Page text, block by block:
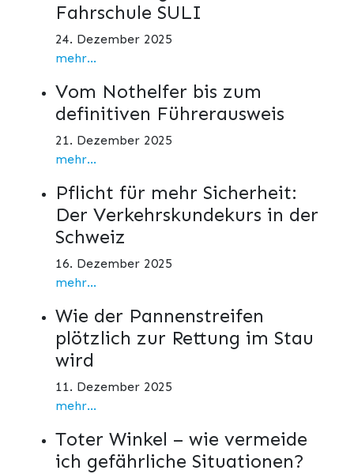
Fahrschule SULI
24. Dezember 2025
mehr...
Vom Nothelfer bis zum
definitiven Führerausweis
21. Dezember 2025
mehr...
Pflicht für mehr Sicherheit:
Der Verkehrskundekurs in der
Schweiz
16. Dezember 2025
mehr...
Wie der Pannenstreifen
plötzlich zur Rettung im Stau
wird
11. Dezember 2025
mehr...
Toter Winkel – wie vermeide
ich gefährliche Situationen?